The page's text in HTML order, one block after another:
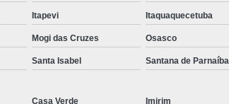
Itapevi Itaquaquecetuba
Mogi das Cruzes Osasco
Santa Isabel Santana de Parnaíba
Casa Verde Imirim